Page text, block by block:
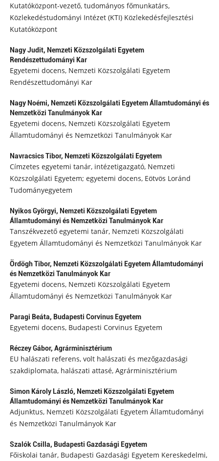
Kutatóközpont-vezető, tudományos főmunkatárs,
Közlekedéstudományi Intézet (KTI) Közlekedésfejlesztési
Kutatóközpont
Nagy Judit, Nemzeti Közszolgálati Egyetem
Rendészettudományi Kar
Egyetemi docens, Nemzeti Közszolgálati Egyetem
Rendészettudományi Kar
Nagy Noémi, Nemzeti Közszolgálati Egyetem Államtudományi és
Nemzetközi Tanulmányok Kar
Egyetemi docens, Nemzeti Közszolgálati Egyetem
Államtudományi és Nemzetközi Tanulmányok Kar
Navracsics Tibor, Nemzeti Közszolgálati Egyetem
Címzetes egyetemi tanár, intézetigazgató, Nemzeti
Közszolgálati Egyetem; egyetemi docens, Eötvös Loránd
Tudományegyetem
Nyikos Györgyi, Nemzeti Közszolgálati Egyetem
Államtudományi és Nemzetközi Tanulmányok Kar
Tanszékvezető egyetemi tanár, Nemzeti Közszolgálati
Egyetem Államtudományi és Nemzetközi Tanulmányok Kar
Ördögh Tibor, Nemzeti Közszolgálati Egyetem Államtudományi
és Nemzetközi Tanulmányok Kar
Egyetemi docens, Nemzeti Közszolgálati Egyetem
Államtudományi és Nemzetközi Tanulmányok Kar
Paragi Beáta, Budapesti Corvinus Egyetem
Egyetemi docens, Budapesti Corvinus Egyetem
Réczey Gábor, Agrárminisztérium
EU halászati referens, volt halászati és mezőgazdasági
szakdiplomata, halászati attasé, Agrárminisztérium
Simon Károly László, Nemzeti Közszolgálati Egyetem
Államtudományi és Nemzetközi Tanulmányok Kar
Adjunktus, Nemzeti Közszolgálati Egyetem Államtudományi
és Nemzetközi Tanulmányok Kar
Szalók Csilla, Budapesti Gazdasági Egyetem
Főiskolai tanár, Budapesti Gazdasági Egyetem Kereskedelmi,